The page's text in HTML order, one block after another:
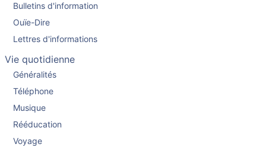
Bulletins d'information
Ouïe-Dire
Lettres d'informations
Vie quotidienne
Généralités
Téléphone
Musique
Rééducation
Voyage